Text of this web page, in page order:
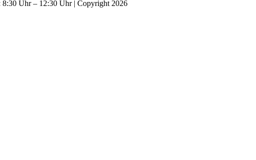
Uhr – 12:30 Uhr | Copyright 2026